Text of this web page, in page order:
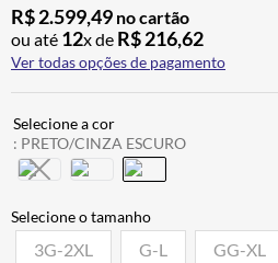
R$2.599,49 no cartão
ou até 12x de R$216,62
Ver todas opções de pagamento
: PRETO/CINZA ESCURO
3G-2XL G-L GG-XL